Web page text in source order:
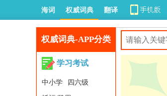
海词 权威词典 翻译
权威词典-APP分类
学习考试
中小学 四六级